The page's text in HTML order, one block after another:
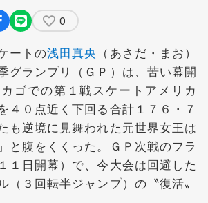
0
ートの浅田真央 （あさだ・まお）
グランプリ（ＧＰ）は、苦い幕開
ゴでの第１戦スケートアメリカ
４０点近く下回る合計１７６・７
も逆境に見舞われた元世界女王は
と腹をくくった。ＧＰ次戦のフラ
１日開幕）で、今大会は回避した
（３回転半ジャンプ）の〝復活〟